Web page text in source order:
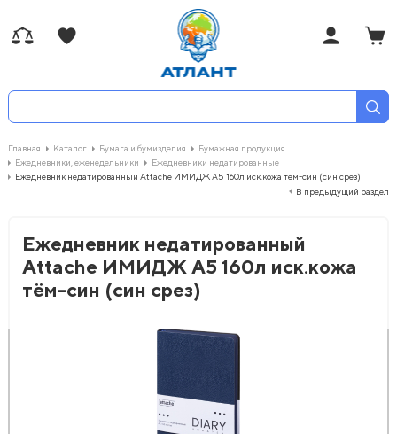
Главная Каталог Бумага и бумизделия
Бумажная продукция
Ежедневники, еженедельники
Ежедневники недатированные
Ежедневник недатированный Attache ИМИДЖ А5 160л иск.кожа тём-син (син срез)
В предыдущий раздел
Ежедневник недатированный
Attache ИМИДЖ А5 160л иск.кожа
тём-син (син срез)